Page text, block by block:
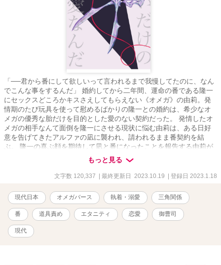
「──君から番にして欲しいって言われるまで我慢してたのに、なん
でこんな事をするんだ」 婚約してから二年間、運命の番である隆一
にセックスどころかキスさえしてもらえない《オメガ》の由莉。発
情期のたび玩具を使って慰めるばかりの隆一との婚約は、希少なオ
メガの優秀な胎だけを目的とした愛のない契約だった。 発情したオ
メガの相手なんて面倒を隆一にさせる現状に悩む由莉は、ある日好
意を告げてきたアルファの凪に襲われ、請われるまま番契約を結
ぶ。 隆一の喜ぶ顔を期待して凪と番になったことを報告する由莉が
目にしたのは、自身に興味などないと思っていた婚約者の異常なほ
どの執着と底無しの愛憎だった。 ぼろぼろ泣きながら由莉を手酷く
抱く隆一は、何度も何度も項を噛む。 「──俺の方がずっと愛して
投稿しております ※第16回恋愛小説大賞にエントリーしておりま
す。よろしくお願いします。→奨励賞をいただきました！たくさん
の応援や投票、ありがとうございました！
もっと見る
文字数 120,337 | 最終更新日 2023.10.19 | 登録日 2023.1.18
現代日本 オメガバース 執着・溺愛 三角関係
番 道具責め エタニティ 恋愛 御曹司
現代